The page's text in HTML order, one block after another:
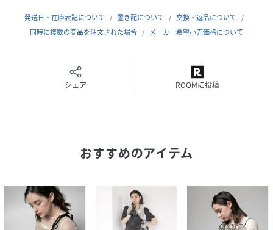
性別タイプ レディース
素材 | 本体 ポリエステル:100%
原産国 | 中国
裏地 | あり
サイズ
発送日・在庫表記について 置き配について
交換・返品について
同時に複数の商品を注文された場合
メーカー希望小売価格について
シェア ROOMに投稿
おすすめのアイテム